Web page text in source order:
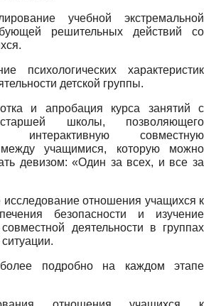
учебной экстремальной
решительных действий со
психологических характеристик
детской группы.
и апробация курса занятий с
школы, позволяющего
интерактивную совместную
между учащимися, которую можно
девизом: «Один за всех, и все за
исследование отношения учащихся к
безопасности и изучение
совместной деятельности в группах
подробно на каждом этапе